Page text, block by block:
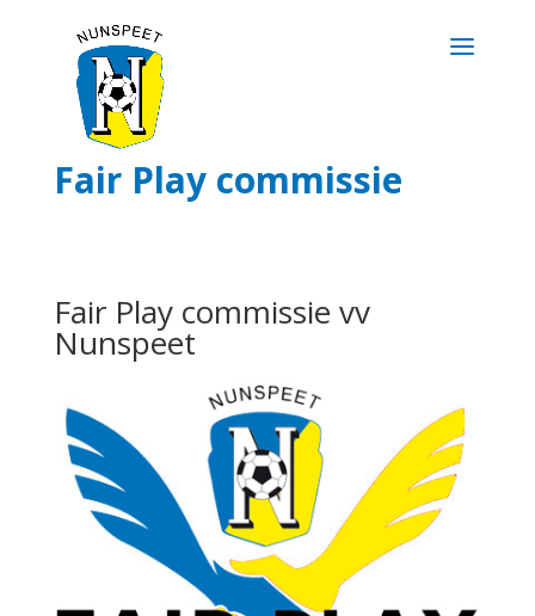
Fair Play commissie
Fair Play commissie vv
Nunspeet